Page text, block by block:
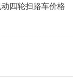
四轮扫路车价格